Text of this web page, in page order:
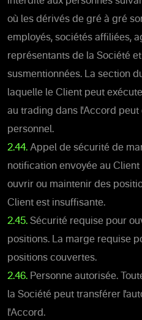
où les dérivés de gré à gré
employés, sociétés affiliées,
représentants de la Société
susmentionnées. La section
laquelle le Client peut
au trading dans l'Accord
personnel.
2.44. Appel de sécurité de
notification envoyée au
ouvrir ou maintenir des
Client est insuffisante.
2.45. Sécurité requise pour
positions. La marge requise
positions couvertes.
2.46. Personne autorisée.
la Société peut transférer
l'Accord.